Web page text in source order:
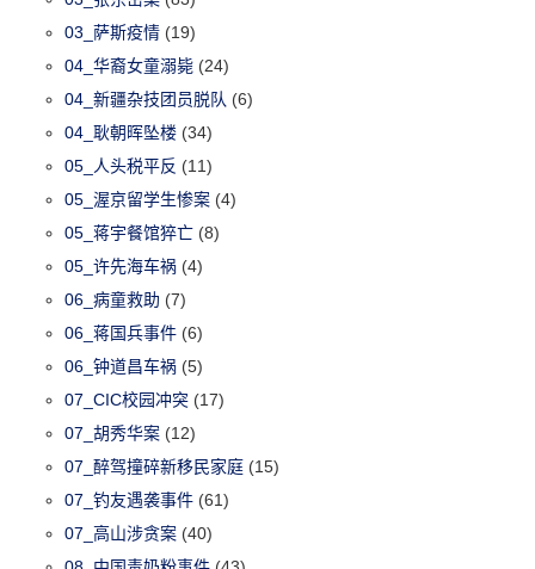
03_萨斯疫情 (19)
04_华裔女童溺毙 (24)
04_新疆杂技团员脱队 (6)
04_耿朝晖坠楼 (34)
05_人头税平反 (11)
05_渥京留学生惨案 (4)
05_蒋宇餐馆猝亡 (8)
05_许先海车祸 (4)
06_病童救助 (7)
06_蒋国兵事件 (6)
06_钟道昌车祸 (5)
07_CIC校园冲突 (17)
07_胡秀华案 (12)
07_醉驾撞碎新移民家庭 (15)
07_钓友遇袭事件 (61)
07_高山涉贪案 (40)